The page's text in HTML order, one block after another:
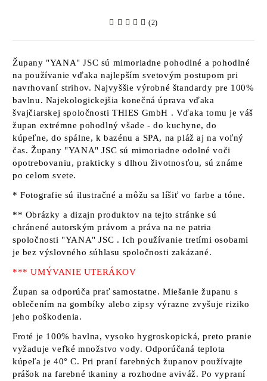
(2)
Župany "YANA" JSC sú mimoriadne pohodlné a pohodlné
na používanie vďaka najlepším svetovým postupom pri
navrhovaní strihov. Najvyššie výrobné štandardy pre 100%
bavlnu. Najekologickejšia konečná úprava vďaka
švajčiarskej spoločnostiTHIES GmbH . Vďaka tomu je váš
župan extrémne pohodlný všade - do kuchyne, do
kúpeľne, do spálne, k bazénu a SPA, na pláž aj na voľný
čas. Župany "YANA" JSC sú mimoriadne odolné voči
opotrebovaniu, prakticky s dlhou životnosťou, sú známe
po celom svete.
* Fotografie sú ilustračné a môžu sa líšiť vo farbe a tóne.
** Obrázky a dizajn produktov na tejto stránke sú
chránené autorským právom a práva na ne patria
spoločnosti "YANA" JSC . Ich používanie tretími osobami
je bez výslovného súhlasu spoločnosti zakázané.
*** UMÝVANIE UTERÁKOV
Župan sa odporúča prať samostatne. Miešanie županu s
oblečením na gombíky alebo zipsy výrazne zvyšuje riziko
jeho poškodenia.
Froté je 100% bavlna, vysoko hygroskopická, preto pranie
vyžaduje veľké množstvo vody. Odporúčaná teplota
kúpeľa je 40° C. Pri praní farebných županov používajte
prášok na farebné tkaniny a rozhodne aviváž. Po vypraní